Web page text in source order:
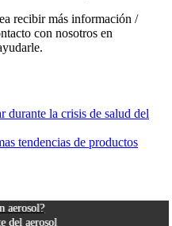
recibir más información /
con nosotros en
durante la crisis de salud del
tendencias de productos
aerosol?
del aerosol